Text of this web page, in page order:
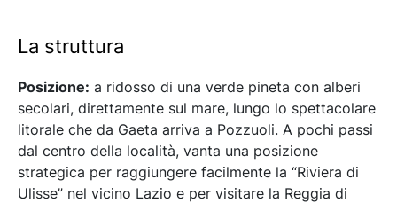
La struttura
Posizione: a ridosso di una verde pineta con alberi
secolari, direttamente sul mare, lungo lo spettacolare
litorale che da Gaeta arriva a Pozzuoli. A pochi passi
dal centro della località, vanta una posizione
strategica per raggiungere facilmente la “Riviera di
Ulisse” nel vicino Lazio e per visitare la Reggia di